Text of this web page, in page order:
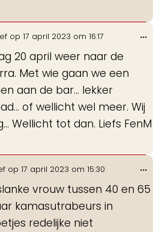
op 17 april 2023 om 16:17
20 april weer naar de
Met wie gaan we een
aan de bar... lekker
of wellicht wel meer. Wij
Wellicht tot dan. Liefs FenM
...
op 17 april 2023 om 15:30
vrouw tussen 40 en 65
kamasutrabeurs in
redelijke niet
...